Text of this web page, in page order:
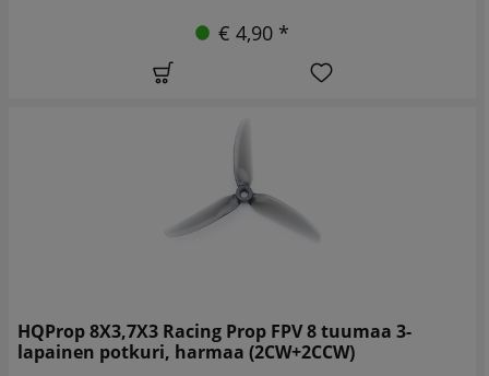
€ 4,90 *
HQProp 8X3,7X3 Racing Prop FPV 8 tuumaa 3-
lapainen potkuri, harmaa (2CW+2CCW)